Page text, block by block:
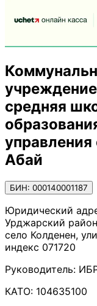
средняя
управления
Абай
БИН: 000140001187
Юридический
Урджарский
село Колденен,
индекс 071720
Руководитель:
КАТО: 104635100